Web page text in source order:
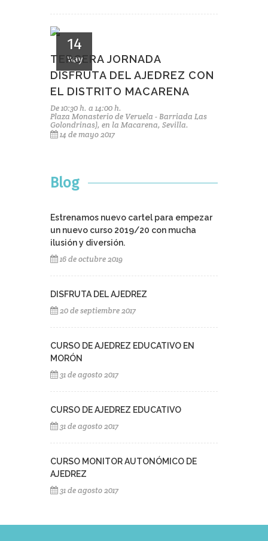
14
May
TERCERA JORNADA
DISFRUTA DEL AJEDREZ CON
EL DISTRITO MACARENA
De 10:30 h. a 14:00 h.
Plaza Monasterio de Veruela - Barriada Las
Golondrinas), en la Macarena, Sevilla.
14 de mayo 2017
Blog
Estrenamos nuevo cartel para empezar
un nuevo curso 2019/20 con mucha
ilusión y diversión.
16 de octubre 2019
DISFRUTA DEL AJEDREZ
20 de septiembre 2017
CURSO DE AJEDREZ EDUCATIVO EN
MORÓN
31 de agosto 2017
CURSO DE AJEDREZ EDUCATIVO
31 de agosto 2017
CURSO MONITOR AUTONÓMICO DE
AJEDREZ
31 de agosto 2017